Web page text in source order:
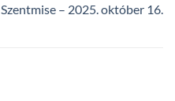
Szentmise – 2025. október 16.